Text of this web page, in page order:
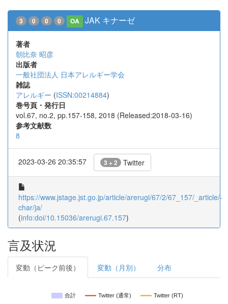
3 0 0 0 OA JAK キナーゼ
著者
朝比奈 昭彦
出版者
一般社団法人 日本アレルギー学会
雑誌
アレルギー (ISSN:00214884)
巻号頁・発行日
vol.67, no.2, pp.157-158, 2018 (Released:2018-03-16)
参考文献数
8
2023-03-26 20:35:57 3 + 2 Twitter
https://www.jstage.jst.go.jp/article/arerugi/67/2/67_157/_article/-
char/ja/
(info:doi/10.15036/arerugi.67.157)
言及状況
変動（ピーク前後） 変動（月別） 分布
合計 Twitter (通常) Twitter (RT)